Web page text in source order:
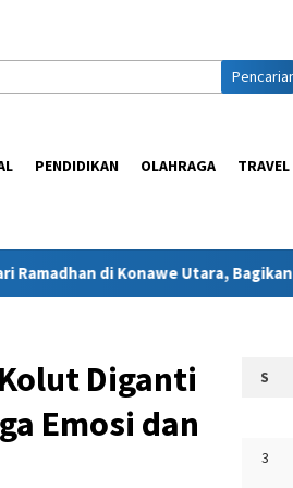
PENDIDIKAN OLAHRAGA TRAVEL
Konawe Utara, Bagikan
Diganti
Emosi dan
S
3